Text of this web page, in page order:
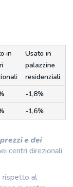
in
Usato in
palazzine
residenziali
-1,8%
-1,6%
e dei
centri direzionali
rispetto al